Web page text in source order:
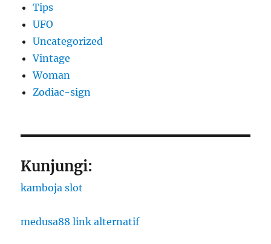
Tips
UFO
Uncategorized
Vintage
Woman
Zodiac-sign
Kunjungi:
kamboja slot
medusa88 link alternatif